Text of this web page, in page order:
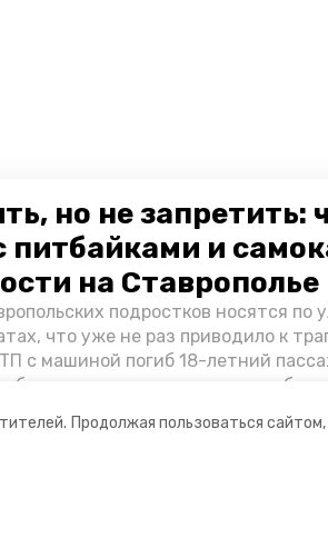
Продолжая пользоваться
но не запретить:
питбайками и
на Ставрополье
подростков носятся
что уже не раз приводило к
с машиной погиб 18-летний
несчастных случаев,
края.
Мы в